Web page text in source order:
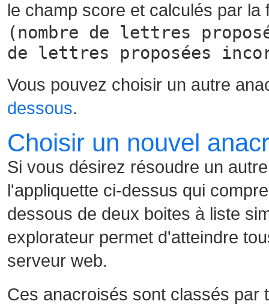
le champ score et calculés par la
(nombre de lettres
de lettres proposées
Vous pouvez choisir un autre
dessous.
Choisir un nouvel
Si vous désirez résoudre un
l'appliquette ci-dessus qui
dessous de deux boites à liste
explorateur permet d'atteindre
serveur web.
Ces anacroisés sont classés par